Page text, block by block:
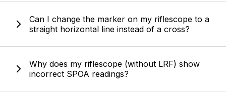
Can I change the marker on my riflescope to a
straight horizontal line instead of a cross?
Why does my riflescope (without LRF) show
incorrect SPOA readings?